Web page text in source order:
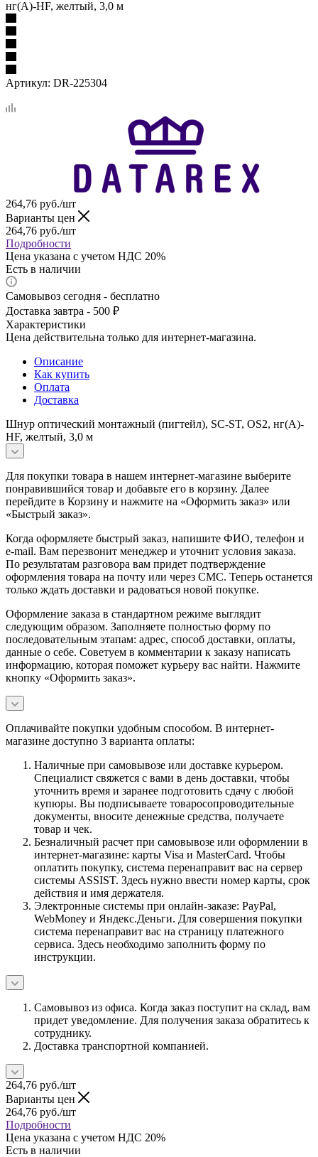
нг(А)-HF, желтый, 3,0 м
Артикул: DR-225304
264,76 руб./шт
Варианты цен
264,76 руб./шт
Подробности
Цена указана с учетом НДС 20%
Есть в наличии
Самовывоз сегодня - бесплатно
Доставка завтра - 500 ₽
Характеристики
Цена действительна только для интернет-магазина.
Описание
Как купить
Оплата
Доставка
Шнур оптический монтажный (пигтейл), SC-ST, OS2, нг(А)-
HF, желтый, 3,0 м
Для покупки товара в нашем интернет-магазине выберите
понравившийся товар и добавьте его в корзину. Далее
перейдите в Корзину и нажмите на «Оформить заказ» или
«Быстрый заказ».
Когда оформляете быстрый заказ, напишите ФИО, телефон и
e-mail. Вам перезвонит менеджер и уточнит условия заказа.
По результатам разговора вам придет подтверждение
оформления товара на почту или через СМС. Теперь останется
только ждать доставки и радоваться новой покупке.
Оформление заказа в стандартном режиме выглядит
следующим образом. Заполняете полностью форму по
последовательным этапам: адрес, способ доставки, оплаты,
данные о себе. Советуем в комментарии к заказу написать
информацию, которая поможет курьеру вас найти. Нажмите
кнопку «Оформить заказ».
Оплачивайте покупки удобным способом. В интернет-
магазине доступно 3 варианта оплаты:
Наличные при самовывозе или доставке курьером.
Специалист свяжется с вами в день доставки, чтобы
уточнить время и заранее подготовить сдачу с любой
купюры. Вы подписываете товаросопроводительные
документы, вносите денежные средства, получаете
товар и чек.
Безналичный расчет при самовывозе или оформлении в
интернет-магазине: карты Visa и MasterCard. Чтобы
оплатить покупку, система перенаправит вас на сервер
системы ASSIST. Здесь нужно ввести номер карты, срок
действия и имя держателя.
Электронные системы при онлайн-заказе: PayPal,
WebMoney и Яндекс.Деньги. Для совершения покупки
система перенаправит вас на страницу платежного
сервиса. Здесь необходимо заполнить форму по
инструкции.
Самовывоз из офиса. Когда заказ поступит на склад, вам
придет уведомление. Для получения заказа обратитесь к
сотруднику.
Доставка транспортной компанией.
264,76 руб./шт
Варианты цен
264,76 руб./шт
Подробности
Цена указана с учетом НДС 20%
Есть в наличии